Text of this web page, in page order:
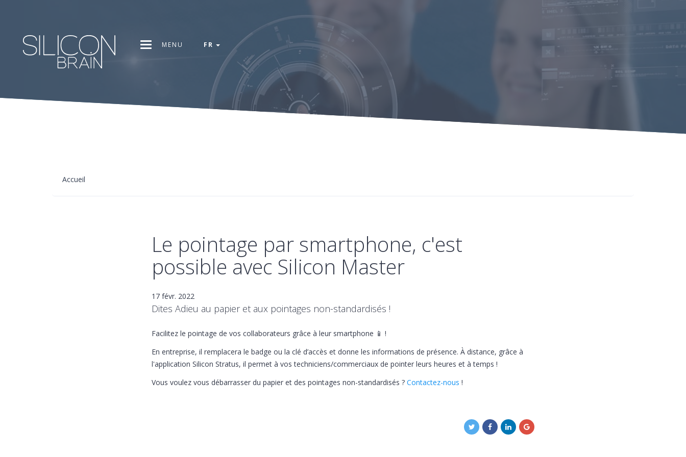
MENU FR
Accueil
Le pointage par smartphone, c'est
possible avec Silicon Master
17 févr. 2022
Dites Adieu au papier et aux pointages non-standardisés !
Facilitez le pointage de vos collaborateurs grâce à leur smartphone 📱 !
En entreprise, il remplacera le badge ou la clé d’accès et donne les informations de présence. À distance, grâce à
l'application Silicon Stratus, il permet à vos techniciens/commerciaux de pointer leurs heures et à temps !
Vous voulez vous débarrasser du papier et des pointages non-standardisés ? Contactez-nous !